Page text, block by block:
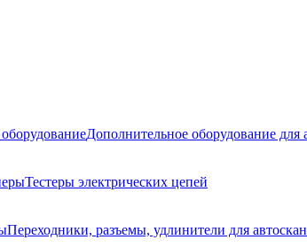
Дополнительное оборудование для
Тестеры электрических цепей
Переходники, разъемы, удлинители для